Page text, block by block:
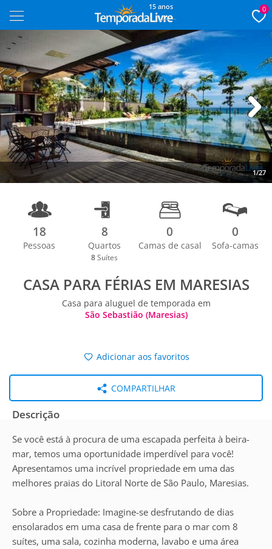
15 anos 0
1/27
Next
18
Pessoas
8
Quartos
8 Suítes
0
Camas de casal
0
Sofa-camas
CASA PARA FÉRIAS EM MARESIAS
Casa para aluguel de temporada em
São Sebastião (Maresias)
Adicionar aos favoritos
COMPARTILHAR
Descrição
Se você está à procura de uma escapada perfeita à beira-
mar, temos uma oportunidade imperdível para você!
Apresentamos uma incrível propriedade em uma das
melhores praias do Litoral Norte de São Paulo, Maresias.
Sobre a Propriedade: Imagine-se desfrutando de dias
ensolarados em uma casa de frente para o mar com 8
suítes, uma sala, cozinha moderna, lavabo e uma área